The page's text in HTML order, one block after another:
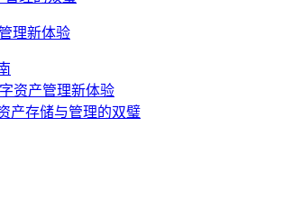
理新体验
资产管理新体验
产存储与管理的双璧